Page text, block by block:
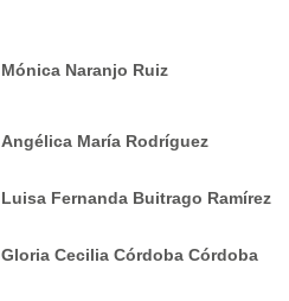
Mónica Naranjo Ruiz
Angélica María Rodríguez
Luisa Fernanda Buitrago Ramírez
Gloria Cecilia Córdoba Córdoba